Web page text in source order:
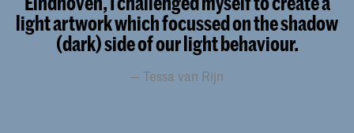
light artwork which focussed on the shadow
(dark) side of our light behaviour.
Tessa van Rijn